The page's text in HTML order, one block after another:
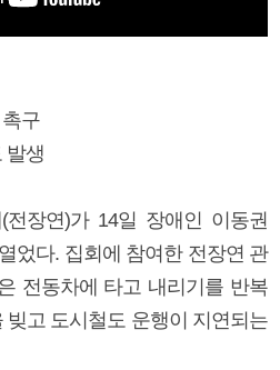
구
발생
전장연)가 14일 장애인 이동권
었다. 집회에 참여한 전장연 관
전동차에 타고 내리기를 반복
빚고 도시철도 운행이 지연되는